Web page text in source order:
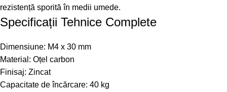
rezistență sporită în medii umede.
Specificații Tehnice Complete
Dimensiune: M4 x 30 mm
Material: Oțel carbon
Finisaj: Zincat
Capacitate de încărcare: 40 kg